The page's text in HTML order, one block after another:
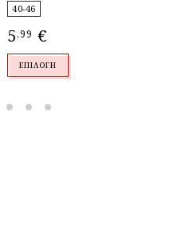
40-46
5,99 €
ΕΠΙΛΟΓΉ